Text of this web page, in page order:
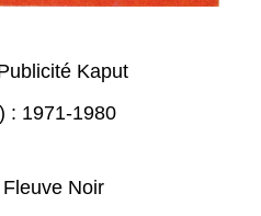
Kaput
: 1971-1980
Noir